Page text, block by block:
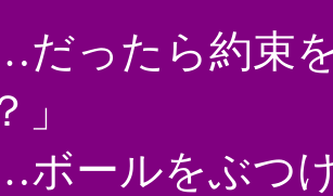
だったら約束
」
…ボールをぶ